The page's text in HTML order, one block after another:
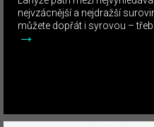
nejvzácnější a nejdražší
můžete dopřát i syrovou –
→